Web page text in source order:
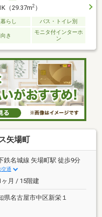
（29.37m2）
らし バス・トイレ別
き
モニタ付インターホ
ン
矢場町
鉄名城線 矢場町駅 徒歩9分
交通
月 / 15階建
県名古屋市中区新栄１